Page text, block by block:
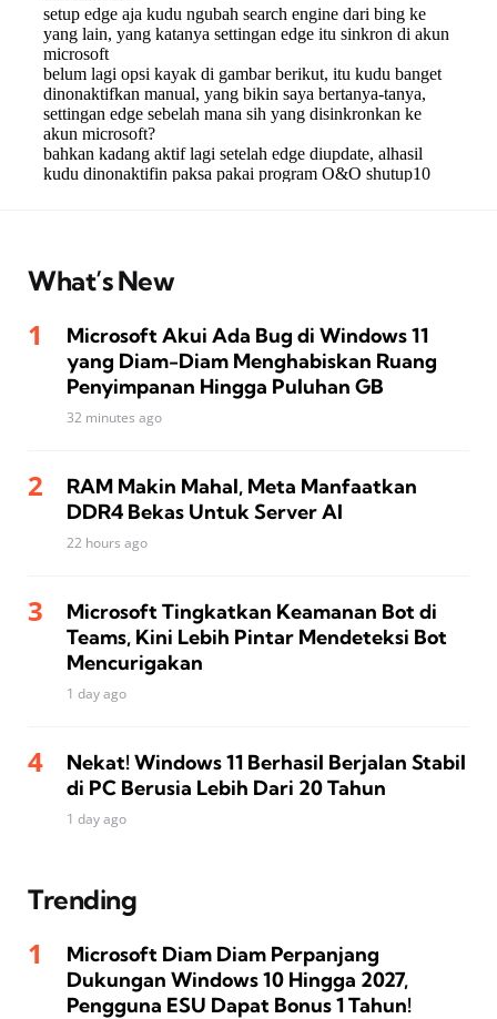
What’s New
Microsoft Akui Ada Bug di Windows 11
yang Diam-Diam Menghabiskan Ruang
Penyimpanan Hingga Puluhan GB
32 minutes ago
RAM Makin Mahal, Meta Manfaatkan
DDR4 Bekas Untuk Server AI
22 hours ago
Microsoft Tingkatkan Keamanan Bot di
Teams, Kini Lebih Pintar Mendeteksi Bot
Mencurigakan
1 day ago
Nekat! Windows 11 Berhasil Berjalan Stabil
di PC Berusia Lebih Dari 20 Tahun
1 day ago
Trending
Microsoft Diam Diam Perpanjang
Dukungan Windows 10 Hingga 2027,
Pengguna ESU Dapat Bonus 1 Tahun!